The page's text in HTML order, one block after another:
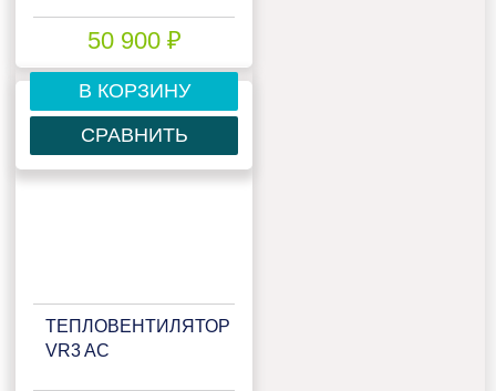
50 900 ₽
В КОРЗИНУ
СРАВНИТЬ
ТЕПЛОВЕНТИЛЯТОР
VR3 AC